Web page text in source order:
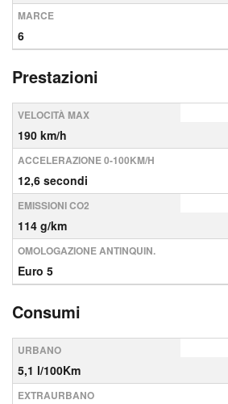
MARCE
6
Prestazioni
VELOCITÀ MAX
190 km/h
ACCELERAZIONE 0-100KM/H
12,6 secondi
EMISSIONI CO2
114 g/km
OMOLOGAZIONE ANTINQUIN.
Euro 5
Consumi
URBANO
5,1 l/100Km
EXTRAURBANO